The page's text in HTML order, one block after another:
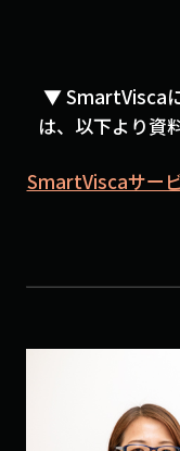
▼ SmartVisca
は、以下より資
SmartViscaサー